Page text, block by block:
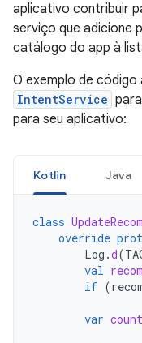
aplicativo contribuir
serviço que adicione
catálogo do app à
O exemplo de
IntentService
para seu aplicativo:
Kotlin Java
class
override
Log .d(
val
if (
var count